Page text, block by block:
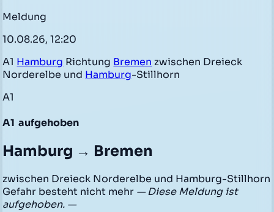
Meldung
10.08.26, 12:20
A1 Hamburg Richtung Bremen zwischen Dreieck
Norderelbe und Hamburg-Stillhorn
A1
A1 aufgehoben
Hamburg → Bremen
zwischen Dreieck Norderelbe und Hamburg-Stillhorn
Gefahr besteht nicht mehr — Diese Meldung ist
aufgehoben. —